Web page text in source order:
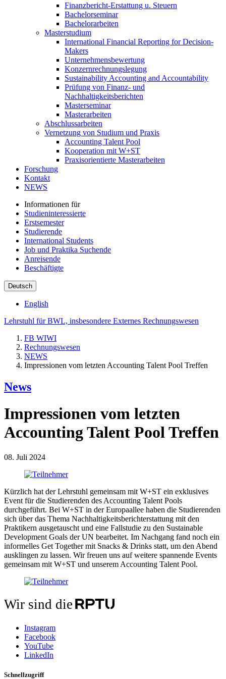
Finanzbericht-Erstattung u. Steuern
Bachelorseminar
Bachelorarbeiten
Masterstudium
International Financial Reporting for Decision-
Makers
Unternehmensbewertung
Konzernrechnungslegung
Sustainability Accounting and Accountability
Prüfung von Finanz- und
Nachhaltigkeitsberichten
Masterseminar
Masterarbeiten
Abschlussarbeiten
Vernetzung von Studium und Praxis
Accounting Talent Pool
Kooperation mit W+ST
Praxisorientierte Masterarbeiten
Forschung
Kontakt
NEWS
Informationen für
Studieninteressierte
Erstsemester
Studierende
International Students
Job und Praktika Suchende
Anreisende
Beschäftigte
Deutsch
English
Lehrstuhl für BWL, insbesondere Externes Rechnungswesen
FB WIWI
Rechnungswesen
NEWS
Impressionen vom letzten Accounting Talent Pool Treffen
News
Impressionen vom letzten
Accounting Talent Pool Treffen
08. Juli 2024
Kürzlich hat der Lehrstuhl gemeinsam mit W+ST ein exklusives
Event für die Studierenden des Accounting Talent Pools
durchgeführt. Bei W+ST in der Europaallee haben die Studierenden
sich über das Thema Nachhaltigkeitsberichterstattung mit den
Praktikern ausgetauscht und eine Fallstudie zu den Sustainable
Development Goals der UN bearbeitet. Im Nachgang fand noch ein
informelles Get Together mit Snacks & Drinks statt, um den Abend
ausklingen zu lassen. Wir freuen uns auf weitere spannende Events
gemeinsam mit W+ST und unserem Accounting Talent Pool.
Wir sind die
Instagram
Facebook
YouTube
LinkedIn
Schnellzugriff